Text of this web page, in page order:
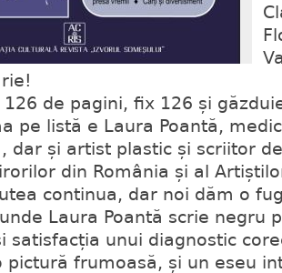
126 de pagini, fix 126 și
pe listă e Laura Poantă,
dar și artist plastic și scriitor
din România și al
continua, dar noi dăm o
Laura Poantă scrie negru
satisfacția unui diagnostic
pictură frumoasă, și un eseu